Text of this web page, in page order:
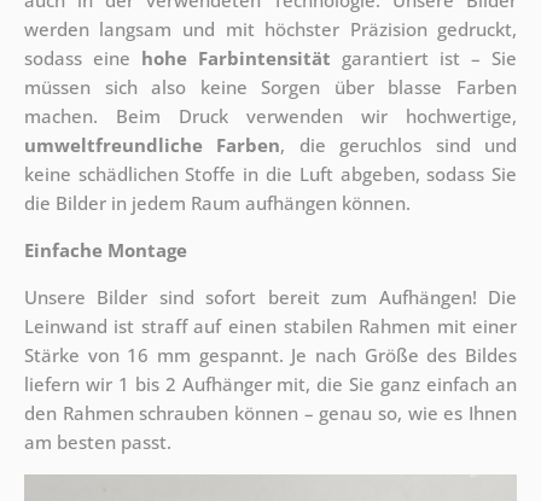
werden langsam und mit höchster Präzision gedruckt,
sodass eine hohe Farbintensität garantiert ist – Sie
müssen sich also keine Sorgen über blasse Farben
machen. Beim Druck verwenden wir hochwertige,
umweltfreundliche Farben, die geruchlos sind und
keine schädlichen Stoffe in die Luft abgeben, sodass Sie
die Bilder in jedem Raum aufhängen können.
Einfache Montage
Unsere Bilder sind sofort bereit zum Aufhängen! Die
Leinwand ist straff auf einen stabilen Rahmen mit einer
Stärke von 16 mm gespannt. Je nach Größe des Bildes
liefern wir 1 bis 2 Aufhänger mit, die Sie ganz einfach an
den Rahmen schrauben können – genau so, wie es Ihnen
am besten passt.